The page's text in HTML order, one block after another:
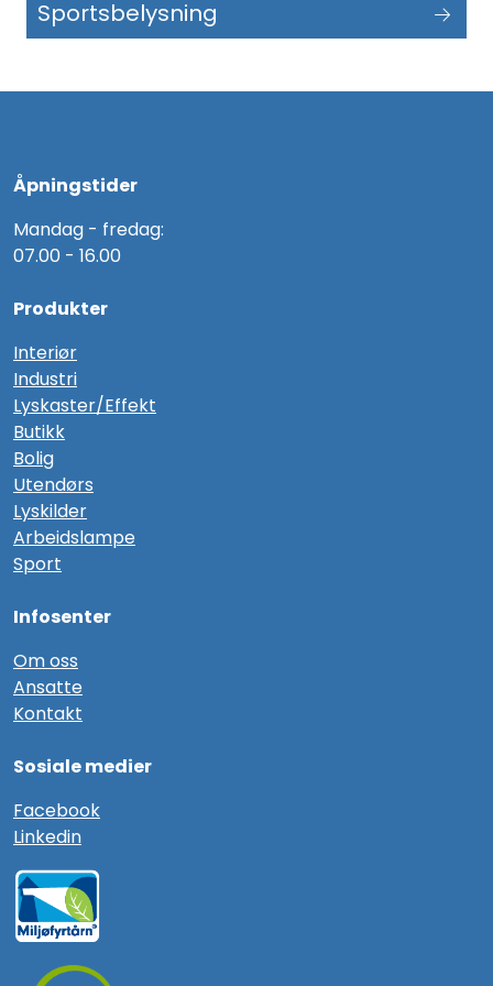
Sportsbelysning
Åpningstider
Mandag - fredag:
07.00 - 16.00
Produkter
Interiør
Industri
Lyskaster/Effekt
Butikk
Bolig
Utendørs
Lyskilder
Arbeidslampe
Sport
Infosenter
Om oss
Ansatte
Kontakt
Sosiale medier
Facebook
Linkedin
Utendørs
EPD
Sluttsalg